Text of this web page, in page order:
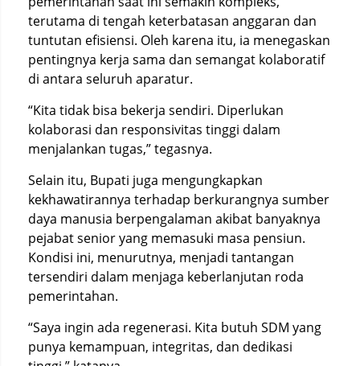
terutama di tengah keterbatasan anggaran dan
tuntutan efisiensi. Oleh karena itu, ia menegaskan
pentingnya kerja sama dan semangat kolaboratif
di antara seluruh aparatur.
“Kita tidak bisa bekerja sendiri. Diperlukan
kolaborasi dan responsivitas tinggi dalam
menjalankan tugas,” tegasnya.
Selain itu, Bupati juga mengungkapkan
kekhawatirannya terhadap berkurangnya sumber
daya manusia berpengalaman akibat banyaknya
pejabat senior yang memasuki masa pensiun.
Kondisi ini, menurutnya, menjadi tantangan
tersendiri dalam menjaga keberlanjutan roda
pemerintahan.
“Saya ingin ada regenerasi. Kita butuh SDM yang
punya kemampuan, integritas, dan dedikasi